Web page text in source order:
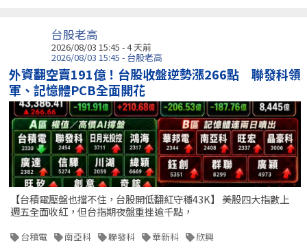
台股老高
2026/08/03 15:45 - 4 天前
2026/08/03 15:45 - 台股老高
外資翻空賣191億！台股收盤逆勢漲266點 聯發科領
軍、記憶體PCB全面開花
【台積電壓盤也擋不住，台股開低翻紅守穩43K】 美股四大指數上
週五全面收紅，但台指期夜盤重挫逾千點，
台積電 南亞科 聯發科 華新科 欣興